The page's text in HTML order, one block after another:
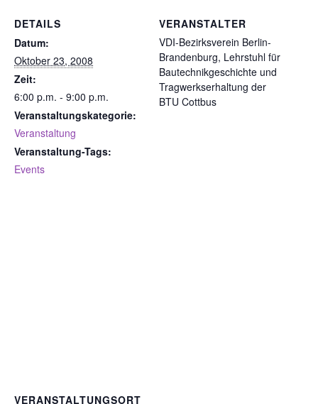
DETAILS
Datum:
Oktober 23, 2008
Zeit:
6:00 p.m. - 9:00 p.m.
Veranstaltungskategorie:
Veranstaltung
Veranstaltung-Tags:
Events
VERANSTALTER
VDI-Bezirksverein Berlin-
Brandenburg, Lehrstuhl für
Bautechnikgeschichte und
Tragwerkserhaltung der
BTU Cottbus
VERANSTALTUNGSORT